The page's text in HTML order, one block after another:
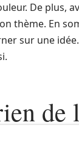
De plus,
thème. En
sur une
de